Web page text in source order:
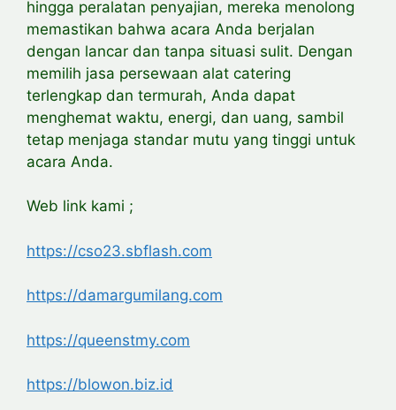
hingga peralatan penyajian, mereka menolong
memastikan bahwa acara Anda berjalan
dengan lancar dan tanpa situasi sulit. Dengan
memilih jasa persewaan alat catering
terlengkap dan termurah, Anda dapat
menghemat waktu, energi, dan uang, sambil
tetap menjaga standar mutu yang tinggi untuk
acara Anda.
Web link kami ;
https://cso23.sbflash.com
https://damargumilang.com
https://queenstmy.com
https://blowon.biz.id